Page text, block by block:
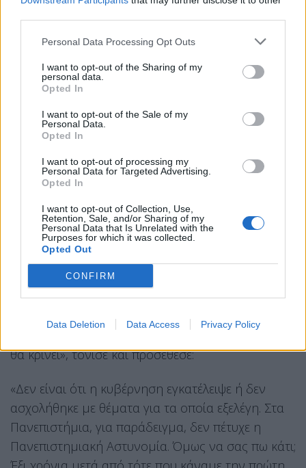
Personal Data Processing Opt Outs
I want to opt-out of the Sharing of my
personal data.
Opted In
I want to opt-out of the Sale of my
Personal Data.
Opted In
I want to opt-out of processing my
Personal Data for Targeted Advertising.
Opted In
I want to opt-out of Collection, Use,
Retention, Sale, and/or Sharing of my
Personal Data that Is Unrelated with the
Purposes for which it was collected.
Opted Out
CONFIRM
Data Deletion Data Access Privacy Policy
παιδιά μου και τα εγγόνια μου στα μάτια και να
πω “ναι η Δικαιοσύνη τον έκρινε”».
«Εύχομαι καλή επιτυχία στην Κωνσταντοπούλου
για την πρωθυπουργία»
Αναφορικά με τη δημοσκοπική ανάκαμψη της
κυβέρνησης, εκτίμησε ότι δεν θα υπάρξει νέο
δίπολο μεταξύ ΝΔ και Πλεύσης Ελευθερίας,
βάζοντας στο κάδρο τη Ζωή Κωνσταντοπούλου
ως πρόσωπο που «φροντίζει δια της φασαρίας και
του καβγά να κάνει την παρουσία της γνωστή».
«Τα κόμματα όμως σε μια κοινοβουλευτική
δημοκρατία έχουν στελέχη, έχουν προτάσεις. Της
εύχομαι καλή επιτυχία αν προετοιμάζεται για
πρωθυπουργός.Πιστεύω όμως πως θα πέσει, μην
υποτιμάμε τον λαό
. Ο λαός έχει πολύ βαθύ
αίσθημα ευθύνης, όταν γίνουν οι εκλογές το 2027
θα κρίνει», τόνισε και προσέθεσε:
«Δεν είναι ότι η κυβέρνηση εγκατέλειψε ή δεν
ασχολήθηκε με θέματα για τα οποία εξελέγη. Στα
Πανεπιστήμια, για παράδειγμα, δεν πέτυχε η
Πανεπιστημιακή Αστυνομία. Όμως να σας πω κάτι;